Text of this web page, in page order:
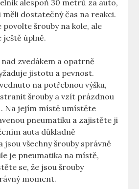
alespoň 30 metrů za auto,
dostatečný čas na reakci.
povolte‌ šrouby na kole, ale
úplně.
zvedákem a opatrně​
jistotu a pevnost.
na ⁣potřebnou výšku,
šrouby​ a vzít ‌prázdnou
Na jejím ‍místě umístěte
pneumatiku a zajistěte ji
auta⁢ důkladně
všechny šrouby⁢ správně
⁣je pneumatika na‍ místě,
se, že ‍jsou šrouby
​moment.